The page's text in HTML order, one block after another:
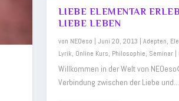
LIEBE ELEMENTAR
LIEBE LEBEN
von NEOeso | Juni 20, 2013 | Adepten,
Lyrik, Online Kurs, Philosophie, Seminar|
Willkommen in der Welt von
Verbindung zwischen der Liebe und...